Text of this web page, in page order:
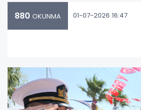
880 OKUNMA 01-07-2026 16:47